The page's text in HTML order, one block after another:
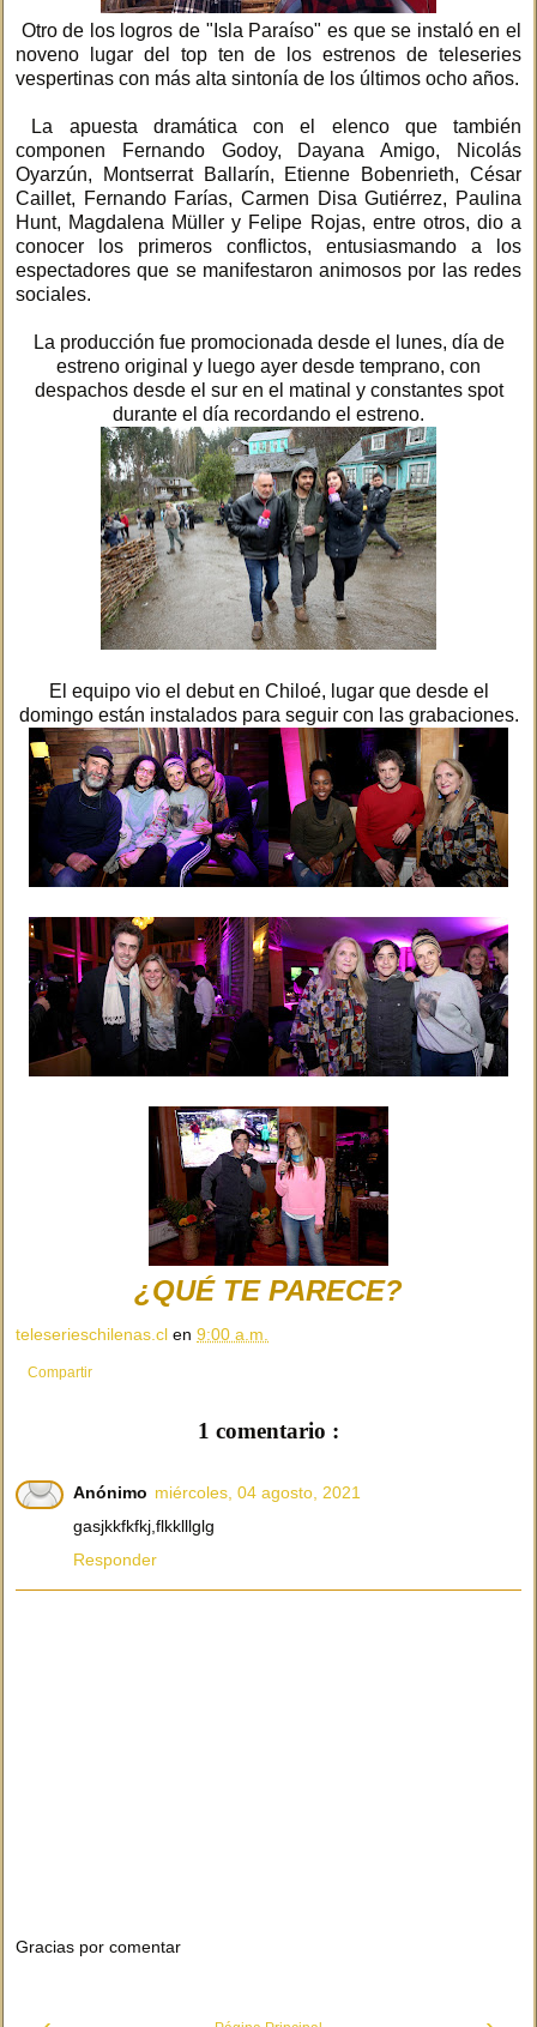
Otro de los logros de "Isla Paraíso" es que se instaló en el
noveno lugar del top ten de los estrenos de teleseries
vespertinas con más alta sintonía de los últimos ocho años.
La apuesta dramática con el elenco que también
componen Fernando Godoy, Dayana Amigo, Nicolás
Oyarzún, Montserrat Ballarín, Etienne Bobenrieth, César
Caillet, Fernando Farías, Carmen Disa Gutiérrez, Paulina
Hunt, Magdalena Müller y Felipe Rojas, entre otros, dio a
conocer los primeros conflictos, entusiasmando a los
espectadores que se manifestaron animosos por las redes
sociales.
La producción fue promocionada desde el lunes, día de
estreno original y luego ayer desde temprano, con
despachos desde el sur en el matinal y constantes spot
durante el día recordando el estreno.
El equipo vio el debut en Chiloé, lugar que desde el
domingo están instalados para seguir con las grabaciones.
¿QUÉ TE PARECE?
teleserieschilenas.cl en 9:00 a.m.
Compartir
1 comentario :
Anónimo miércoles, 04 agosto, 2021
gasjkkfkfkj,flkklllglg
Responder
Gracias por comentar